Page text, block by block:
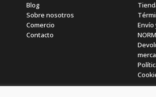
Blog
Sobre nosotros
Comercio
Contacto
Envío